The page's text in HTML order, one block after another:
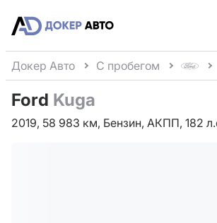
Докер Авто С пробегом
Ford Kuga
2019, 58 983 км, Бензин, АКПП, 182